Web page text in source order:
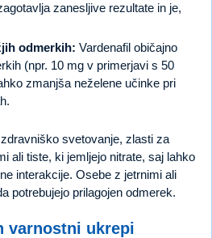
zanesljive rezultate in je,
odmerkih: Vardenafil običajno
(npr. 10 mg v primerjavi s 50
zmanjša neželene učinke pri
svetovanje, zlasti za
ali tiste, ki jemljejo nitrate, saj lahko
interakcije. Osebe z jetrnimi ali
potrebujejo prilagojen odmerek.
varnostni ukrepi